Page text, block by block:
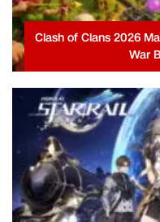
Clash of Clans 2026
War